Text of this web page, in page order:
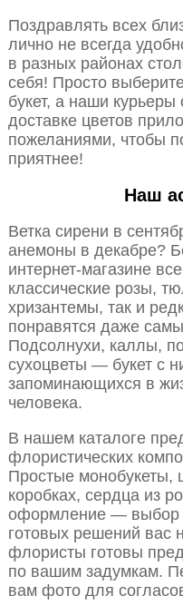
Поздравлять всех
лично не всегда
в разных районах
себя! Просто
букет, а наши
доставке цветов
пожеланиями, чтобы
приятнее!
Наш
Ветка сирени в
анемоны в декабре?
интернет-магазине
классические розы,
хризантемы, так и
понравятся даже
Подсолнухи, каллы,
сухоцветы — букет с
запоминающихся в
человека.
В нашем каталоге
флористических
Простые монобукеты,
коробках, сердца из
оформление — выбор
готовых решений вас
флористы готовы
по вашим задумкам.
вам фото для